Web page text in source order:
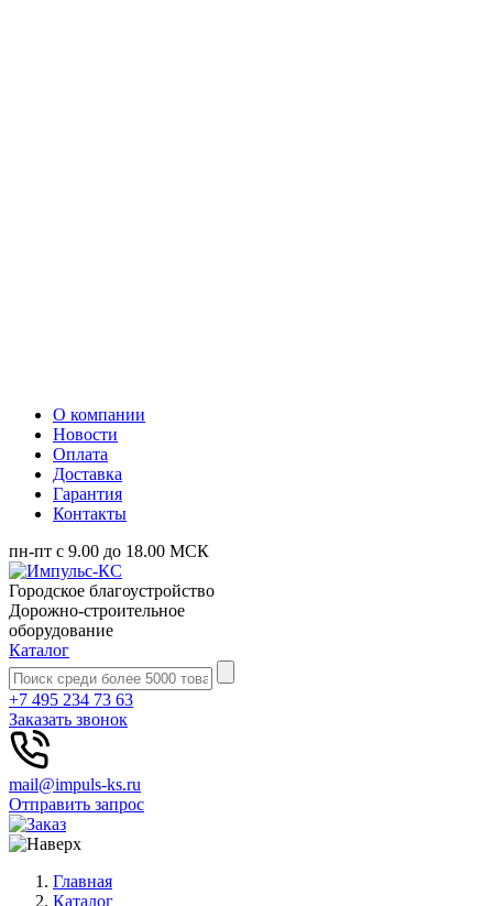
О компании
Новости
Оплата
Доставка
Гарантия
Контакты
пн-пт с 9.00 до 18.00 МСК
Городское благоустройство
Дорожно-строительное
оборудование
Каталог
+7 495 234 73 63
Заказать звонок
mail@impuls-ks.ru
Отправить запрос
Главная
Каталог